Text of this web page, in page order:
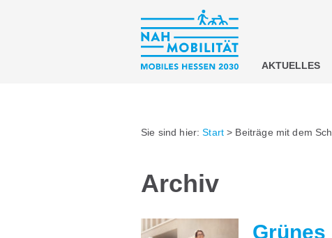
AKTUELLES
Sie sind hier:Start > Beiträge mit dem
Archiv